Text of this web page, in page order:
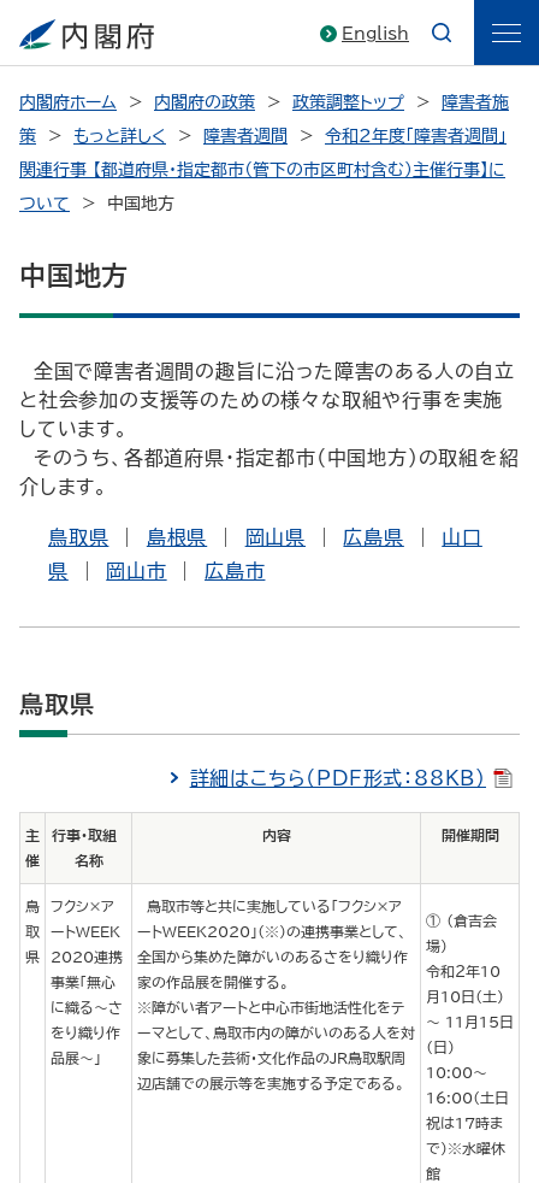
English
内閣府ホーム 内閣府の政策 政策調整トップ
障害者施
策
もっと詳しく 障害者週間
令和２年度「障害者週間」
関連行事 【都道府県・指定都市（管下の市区町村含む）主催行事】に
ついて
中国地方
中国地方
全国で障害者週間の趣旨に沿った障害のある人の自立
と社会参加の支援等のための様々な取組や行事を実施
しています。
そのうち、各都道府県・指定都市（中国地方）の取組を紹
介します。
鳥取県 島根県 岡山県 広島県
山口
県
岡山市 広島市
鳥取県
詳細はこちら（PDF形式：88KB）
主
催
行事・取組
名称
内容 開催期間
鳥
取
県
フクシ×ア
ートＷＥＥＫ
2020連携
事業「無心
に織る～さ
をり織り作
品展～」
鳥取市等と共に実施している「フクシ×ア
ートWEEK2020」（※）の連携事業として、
全国から集めた障がいのあるさをり織り作
家の作品展を開催する。
※障がい者アートと中心市街地活性化をテ
ーマとして、鳥取市内の障がいのある人を対
象に募集した芸術・文化作品のJR鳥取駅周
辺店舗での展示等を実施する予定である。
（倉吉会
場）
令和２年10
月10日（土）
～ 11月15日
（日）
10:00～
16:00（土日
祝は17時ま
で）※水曜休
館